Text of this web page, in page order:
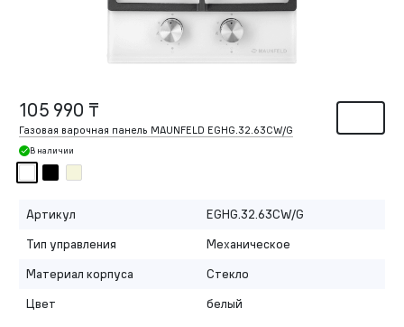
105 990 ₸
Газовая варочная панель MAUNFELD EGHG.32.63CW/G
В наличии
Артикул
EGHG.32.63CW/G
Тип управления
Механическое
Материал корпуса
Стекло
Цвет
белый